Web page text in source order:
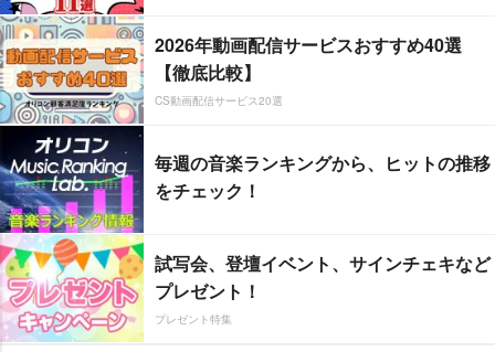
2026年動画配信サービスおすすめ40選
【徹底比較】
CS動画配信サービス20選
毎週の音楽ランキングから、ヒットの推移
をチェック！
試写会、登壇イベント、サインチェキなど
プレゼント！
プレゼント特集